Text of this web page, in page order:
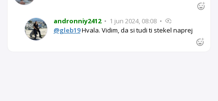
andronniy2412 • 1 jun 2024, 08:08 •
@gleb19Hvala. Vidim, da si tudi ti stekel naprej